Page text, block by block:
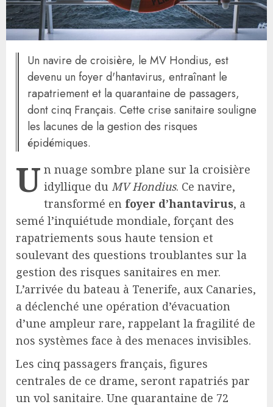
Un navire de croisière, le MV Hondius, est
devenu un foyer d'hantavirus, entraînant le
rapatriement et la quarantaine de passagers,
dont cinq Français. Cette crise sanitaire souligne
les lacunes de la gestion des risques
épidémiques.
U n nuage sombre plane sur la croisière
idyllique duMV Hondius. Ce navire,
transformé en foyer d’hantavirus, a
semé l’inquiétude mondiale, forçant des
rapatriements sous haute tension et
soulevant des questions troublantes sur la
gestion des risques sanitaires en mer.
L’arrivée du bateau à Tenerife, aux Canaries,
a déclenché une opération d’évacuation
d’une ampleur rare, rappelant la fragilité de
nos systèmes face à des menaces invisibles.
Les cinq passagers français, figures
centrales de ce drame, seront rapatriés par
un vol sanitaire. Une quarantaine de 72